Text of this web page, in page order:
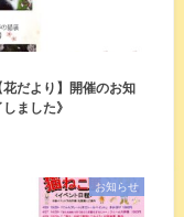
だより】開催のお知
ました》
お知らせ